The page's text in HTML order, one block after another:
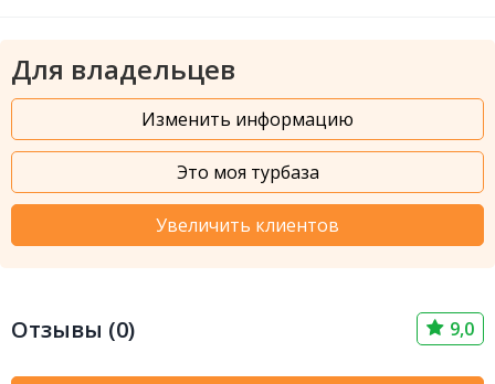
Для владельцев
Изменить информацию
Это моя турбаза
Увеличить клиентов
Отзывы (0) 9,0